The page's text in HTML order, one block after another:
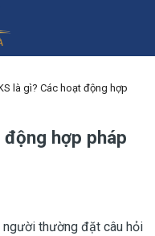
là gì? Các hoạt động hợp
hợp pháp
người thường đặt câu hỏi